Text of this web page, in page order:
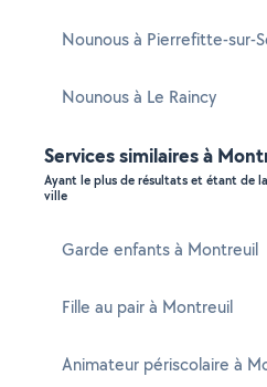
Nounous à Pierrefitte-sur-
Nounous à Le Raincy
Services similaires à
Ayant le plus de résultats et étant de
ville
Garde enfants à Montreuil
Fille au pair à Montreuil
Animateur périscolaire à